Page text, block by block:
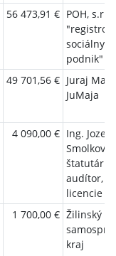
56 473,91 € POH,
sociálny
podnik"
49 701,56 € Juraj
JuMaja
4 090,00 € Ing.
Smolková,
štatutárny
audítor,
licencie
1 700,00 € Žilinský
kraj